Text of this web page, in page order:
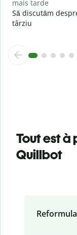
mais tarde
Să discutăm
târziu
Tout est
Quillbot